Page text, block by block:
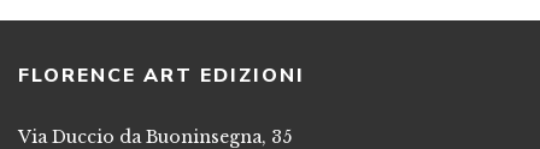
FLORENCE ART EDIZIONI
Via Duccio da Buoninsegna, 35